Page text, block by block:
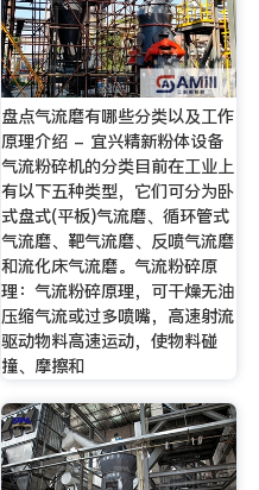
盘点气流磨有哪些分类以及工作
原理介绍 - 宜兴精新粉体设备
气流粉碎机的分类目前在工业上
有以下五种类型，它们可分为卧
式盘式(平板)气流磨、循环管式
气流磨、靶气流磨、反喷气流磨
和流化床气流磨。气流粉碎原
理：气流粉碎原理，可干燥无油
压缩气流或过多喷嘴，高速射流
驱动物料高速运动，使物料碰
撞、摩擦和